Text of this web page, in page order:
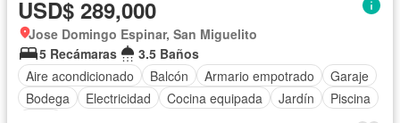
USD$ 289,000
Jose Domingo Espinar, San Miguelito
5 Recámaras
3.5 Baños
Aire acondicionado
Balcón Armario empotrado
Garaje
Bodega
Electricidad Cocina equipada Jardín
Piscina